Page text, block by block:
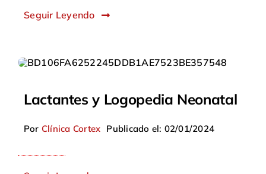
Seguir Leyendo
Lactantes y Logopedia Neonatal
Por Clínica Cortex Publicado el: 02/01/2024